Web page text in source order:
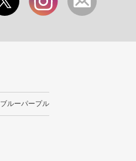
ブルーパープル